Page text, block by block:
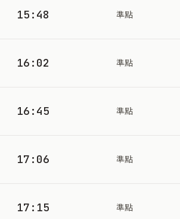
15:48 準點
16:02 準點
16:45 準點
17:06 準點
17:15 準點